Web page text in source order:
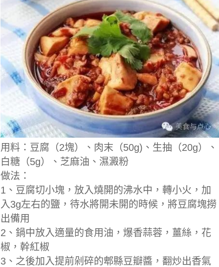
用料：豆腐（2塊）、肉末（50g)、生抽（20g）、
白糖（5g）、芝麻油、濕澱粉
做法：
1、豆腐切小塊，放入燒開的沸水中，轉小火，加
入3g左右的鹽，待水將開未開的時候，將豆腐塊撈
出備用
2、鍋中放入適量的食用油，爆香蒜蓉，薑絲，花
椒，幹紅椒
3、之後加入提前剁碎的郫縣豆瓣醬，翻炒出香氣